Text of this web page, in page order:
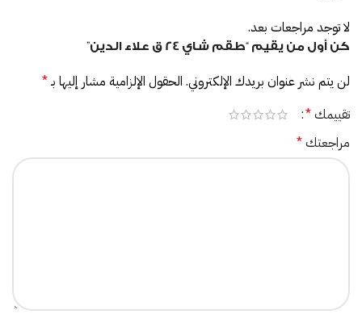
لا توجد مراجعات بعد.
كن أول من يقيم “طقم شاي 24 ق علاء الدين”
لن يتم نشر عنوان بريدك الإلكتروني. الحقول الإلزامية مشار إليها بـ*
تقييمك*
مراجعتك*